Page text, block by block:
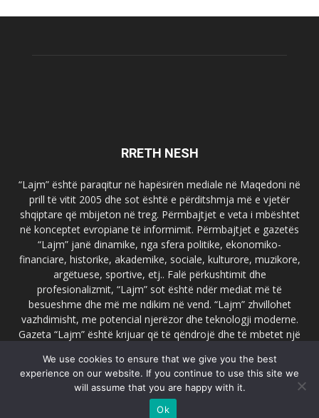
RRETH NESH
“Lajm” është paraqitur në hapësirën mediale në Maqedoni në
prill të vitit 2005 dhe sot është e përditshmja më e vjetër
shqiptare që mbijeton në treg. Përmbajtjet e veta i mbështet
në konceptet evropiane të informimit. Përmbajtjet e gazetës
“Lajm” janë dinamike, nga sfera politike, ekonomiko-
financiare, historike, akademike, sociale, kulturore, muzikore,
argëtuese, sportive, etj.. Falë përkushtimit dhe
profesionalizmit, “Lajm” sot është ndër mediat më të
besueshme dhe më me ndikim në vend. “Lajm” zhvillohet
vazhdimisht, me potencial njerëzor dhe teknologji moderne.
Gazeta “Lajm” është krijuar që të qëndrojë dhe të mbetet një
faqja zyrtare e gazetës “Lajm”, www.lajmpress.org është një
ndër portalet më të njohur në Maqedoni.
lajm.sk@gmail.com
We use cookies to ensure that we give you the best
experience on our website. If you continue to use this site we
will assume that you are happy with it.
Ok